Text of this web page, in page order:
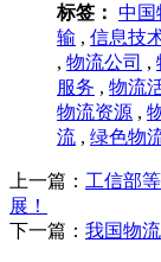
标签： 中国
输 , 信息技
, 物流公司 ,
服务 , 物流
物流资源 ,
流 , 绿色物
上一篇： 工信部
展！
下一篇： 我国物